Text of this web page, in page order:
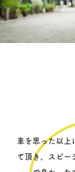
お客様
車を思った以上
て頂き、スピー